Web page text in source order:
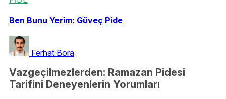
Ben Bunu Yerim: Güveç Pide
Ferhat Bora
Vazgeçilmezlerden: Ramazan Pidesi
Tarifini Deneyenlerin Yorumları